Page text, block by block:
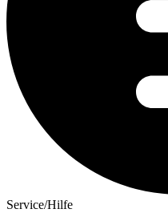
Service/Hilfe